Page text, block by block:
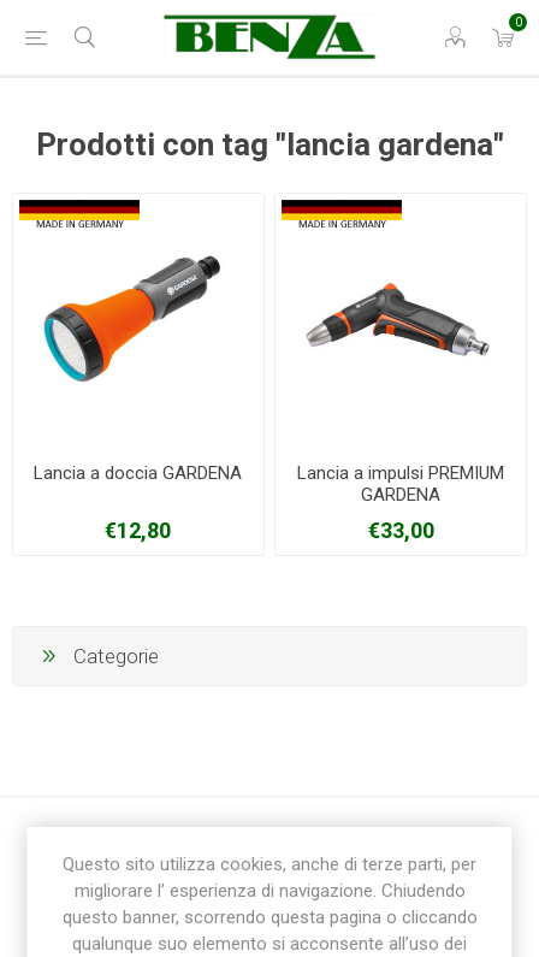
0
Prodotti con tag "lancia gardena"
Lancia a doccia GARDENA
€12,80
Lancia a impulsi PREMIUM
GARDENA
€33,00
Categorie
Questo sito utilizza cookies, anche di terze parti, per
migliorare l’ esperienza di navigazione. Chiudendo
questo banner, scorrendo questa pagina o cliccando
qualunque suo elemento si acconsente all’uso dei